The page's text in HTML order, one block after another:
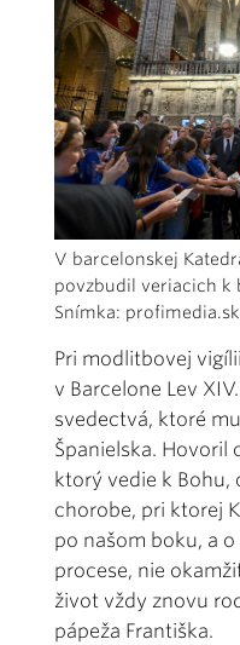
V barcelonskej
povzbudil veriacich k
Snímka: profimedia.sk
Pri modlitbovej
v Barcelone Lev
svedectvá, ktoré
Španielska. Hovoril
ktorý vedie k Bohu,
chorobe, pri ktorej
po našom boku, a
procese, nie
život vždy znovu
pápeža Františka.